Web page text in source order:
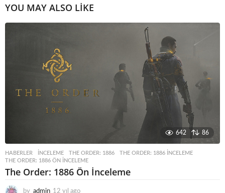
YOU MAY ALSO LIKE
642 86
HABERLER INCELEME ,THE ORDER: 1886 ,THE ORDER: 1886 INCELEME
THE ORDER: 1886 ÖN INCELEME
The Order: 1886 Ön İnceleme
by admin 12 yıl ago